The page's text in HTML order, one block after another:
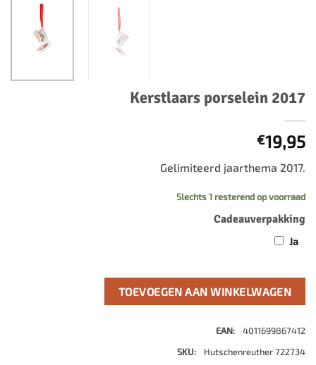
Kerstlaars porselein 2017
€19,95
Gelimiteerd jaarthema 2017.
Slechts 1 resterend op voorraad
Cadeauverpakking
Ja
TOEVOEGEN AAN WINKELWAGEN
EAN:
4011699867412
SKU:
Hutschenreuther 722734